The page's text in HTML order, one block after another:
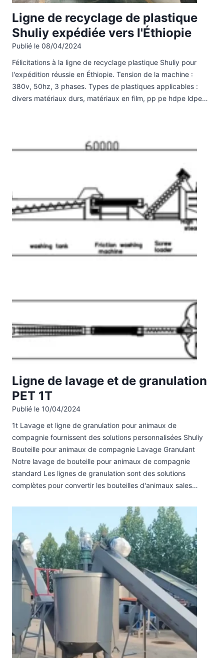
Ligne de recyclage de plastique
Shuliy expédiée vers l'Éthiopie
Publié le 08/04/2024
Félicitations à la ligne de recyclage plastique Shuliy pour
l'expédition réussie en Éthiopie. Tension de la machine :
380v, 50hz, 3 phases. Types de plastiques applicables :
divers matériaux durs, matériaux en film, pp pe hdpe ldpe…
Ligne de lavage et de granulation
PET 1T
Publié le 10/04/2024
1t Lavage et ligne de granulation pour animaux de
compagnie fournissent des solutions personnalisées Shuliy
Bouteille pour animaux de compagnie Lavage Granulant
Notre lavage de bouteille pour animaux de compagnie
standard Les lignes de granulation sont des solutions
complètes pour convertir les bouteilles d'animaux sales…